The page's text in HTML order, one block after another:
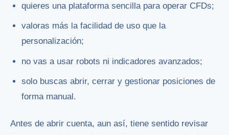
quieres una plataforma sencilla para operar CFDs;
valoras más la facilidad de uso que la
personalización;
no vas a usar robots ni indicadores avanzados;
solo buscas abrir, cerrar y gestionar posiciones de
forma manual.
Antes de abrir cuenta, aun así, tiene sentido revisar